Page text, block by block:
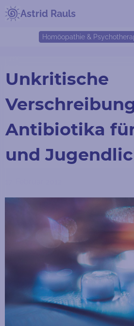
Zum
Inhalt
Astrid Rauls
Homöopathie &
Unkritische
Antibiotika
und